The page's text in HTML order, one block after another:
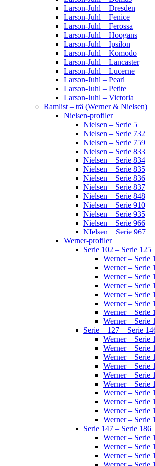
Larson-Juhl – Dresden
Larson-Juhl – Fenice
Larson-Juhl – Ferossa
Larson-Juhl – Hoogans
Larson-Juhl – Ipsilon
Larson-Juhl – Komodo
Larson-Juhl – Lancaster
Larson-Juhl – Lucerne
Larson-Juhl – Pearl
Larson-Juhl – Petite
Larson-Juhl – Victoria
Ramlist – trä (Werner & Nielsen)
Nielsen-profiler
Nielsen – Serie 5
Nielsen – Serie 732
Nielsen – Serie 759
Nielsen – Serie 833
Nielsen – Serie 834
Nielsen – Serie 835
Nielsen – Serie 836
Nielsen – Serie 837
Nielsen – Serie 848
Nielsen – Serie 910
Nielsen – Serie 935
Nielsen – Serie 966
NIelsen – Serie 967
Werner-profiler
Serie 102 – Serie 125
Werner – Serie
Werner – Serie
Werner – Serie
Werner – Serie
Werner – Serie
Werner – Serie
Werner – Serie
Werner – Serie
Serie – 127 – Serie
Werner – Serie
Werner – Serie
Werner – Serie
Werner – Serie
Werner – Serie
Werner – Serie
Werner – Serie
Werner – Serie
Werner – Serie
Werner – Serie
Serie 147 – Serie 186
Werner – Serie
Werner – Serie
Werner – Serie
Werner – Serie